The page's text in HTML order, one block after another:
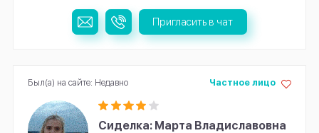
Пригласить в чат
Сиделка: Марта Владиславовна
Частное лицо
Был(а) на сайте: Недавно